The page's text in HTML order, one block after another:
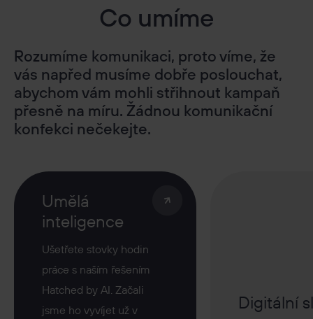
Co umíme
Rozumíme komunikaci, proto víme, že
vás napřed musíme dobře poslouchat,
abychom vám mohli střihnout kampaň
přesně na míru. Žádnou komunikační
konfekci nečekejte.
Umělá
inteligence
Ušetřete stovky hodin
práce s naším řešením
Hatched by AI. Začali
jsme ho vyvíjet už v
Digitální